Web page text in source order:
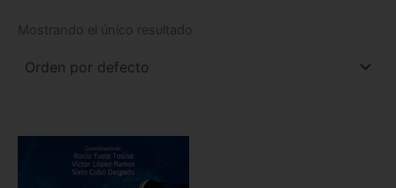
Mostrando el único resultado